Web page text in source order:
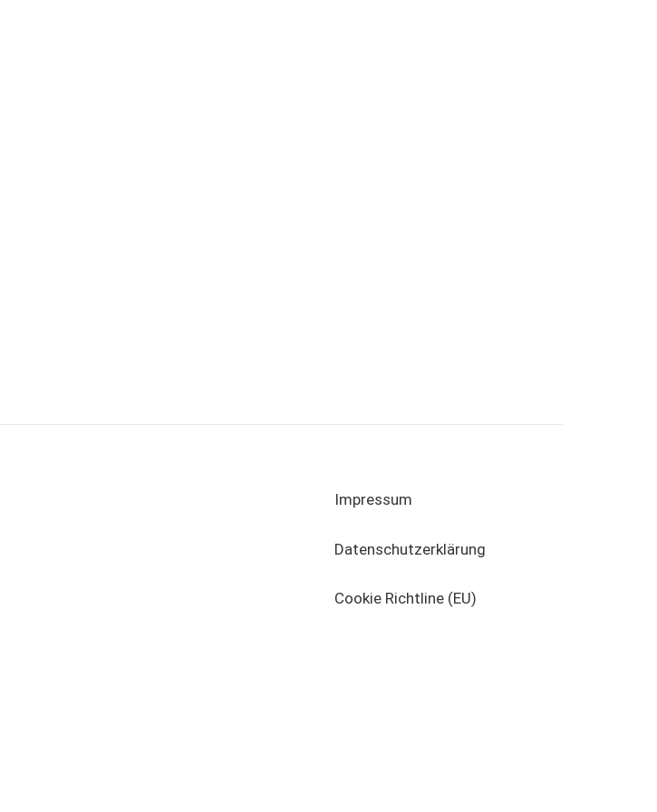
Impressum
Datenschutzerklärung
Cookie Richtline (EU)